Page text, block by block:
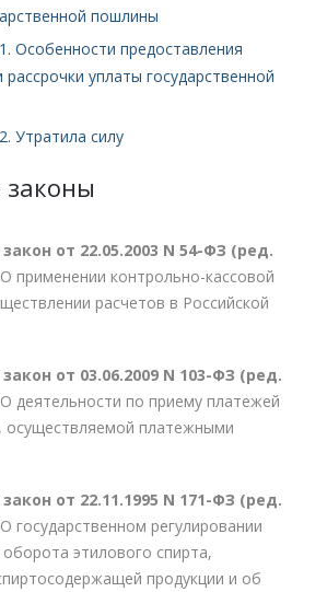
пошлины
Особенности предоставления
рассрочки уплаты государственной
Утратила силу
от 22.05.2003 N 54-ФЗ (ред.
применении контрольно-кассовой
расчетов в Российской
от 03.06.2009 N 103-ФЗ (ред.
деятельности по приему платежей
осуществляемой платежными
от 22.11.1995 N 171-ФЗ (ред.
государственном регулировании
этилового спирта,
продукции и об